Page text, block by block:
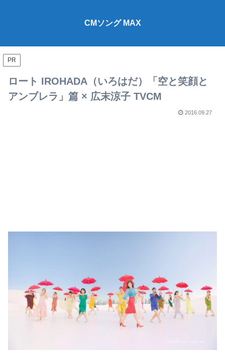
CMソング MAX
PR
ロート IROHADA（いろはだ）「空と笑顔と
アンブレラ」篇 × 広末涼子 TVCM
2016.09.27